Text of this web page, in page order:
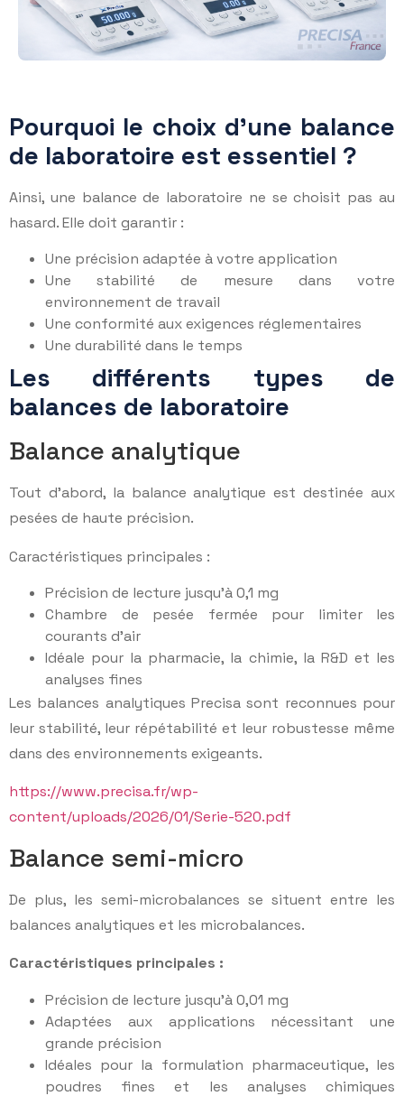
Pourquoi le choix d’une balance
de laboratoire est essentiel ?
Ainsi, une balance de laboratoire ne se choisit pas au
hasard. Elle doit garantir :
Une précision adaptée à votre application
Une stabilité de mesure dans votre
environnement de travail
Une conformité aux exigences réglementaires
Une durabilité dans le temps
Les différents types de
balances de laboratoire
Balance analytique
Tout d’abord, la balance analytique est destinée aux
pesées de haute précision.
Caractéristiques principales :
Précision de lecture jusqu’à 0,1 mg
Chambre de pesée fermée pour limiter les
courants d’air
Idéale pour la pharmacie, la chimie, la R&D et les
analyses fines
Les balances analytiques Precisa sont reconnues pour
leur stabilité, leur répétabilité et leur robustesse même
dans des environnements exigeants.
https://www.precisa.fr/wp-
content/uploads/2026/01/Serie-520.pdf
Balance semi-micro
De plus, les semi-microbalances se situent entre les
balances analytiques et les microbalances.
Caractéristiques principales :
Précision de lecture jusqu’à 0,01 mg
Adaptées aux applications nécessitant une
grande précision
Idéales pour la formulation pharmaceutique, les
poudres fines et les analyses chimiques